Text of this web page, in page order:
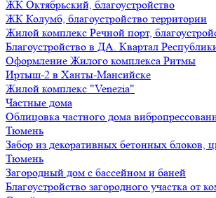
ЖК Октябрьский, благоустройство
ЖК Колумб, благоустройство территории
Жилой комплекс Речной порт,
Благоустройство в ДА. Квартал
Оформление Жилого комплекса Ритмы
Иртыш-2 в Ханты-Мансийске
Жилой комплекс "Venezia"
Частные дома
Облицовка частного дома
Тюмень
Забор из декоративных бетонных блоков,
Тюмень
Загородный дом с бассейном и баней
Благоустройство загородного участка от